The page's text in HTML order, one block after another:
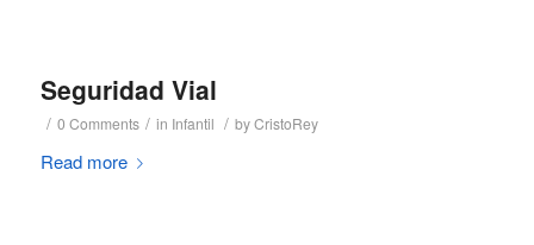
Seguridad Vial
/ 0 Comments / in Infantil / byCristoRey
Read more